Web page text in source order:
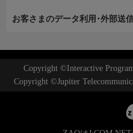
お客さまのデータ利用･外部送
Copyright ©Interactive
Copyright ©Jupiter